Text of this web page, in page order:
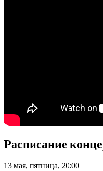
Расписание
13 мая, пятница, 20:00